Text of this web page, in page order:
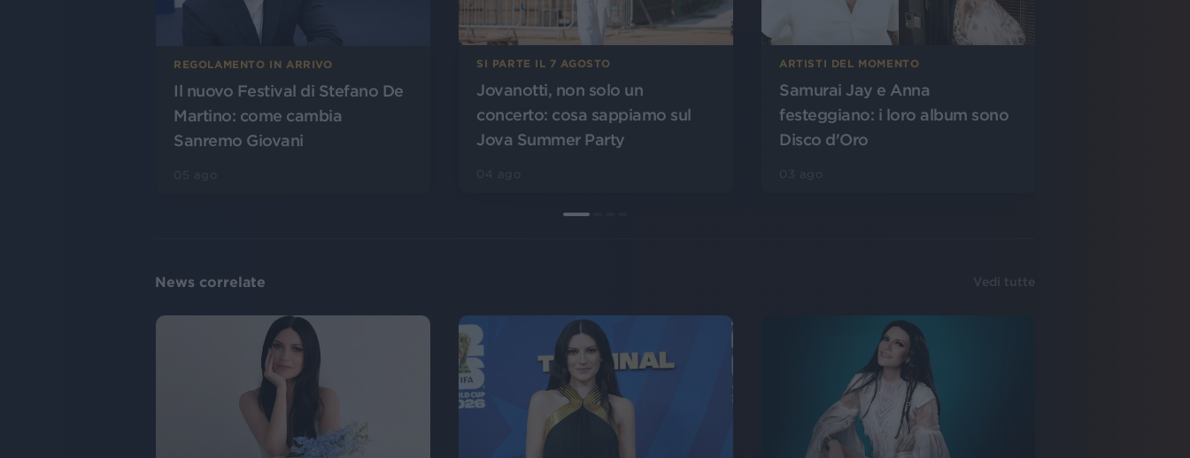
REGOLAMENTO IN ARRIVO
Il nuovo Festival di Stefano De
Martino: come cambia
Sanremo Giovani
SI PARTE IL 7 AGOSTO
Jovanotti, non solo un
concerto: cosa sappiamo sul
Jova Summer Party
ARTISTI DEL MOMENTO
Samurai Jay e Anna
festeggiano: i loro album sono
Disco d'Oro
News correlate Vedi tutte